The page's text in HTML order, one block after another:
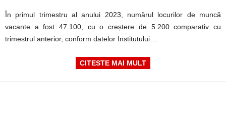
În primul trimestru al anului 2023, numărul locurilor de muncă
vacante a fost 47.100, cu o creștere de 5.200 comparativ cu
trimestrul anterior, conform datelor Institutului…
CITESTE MAI MULT